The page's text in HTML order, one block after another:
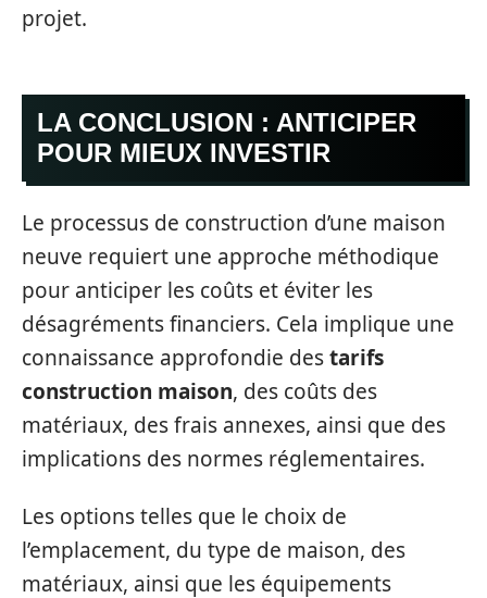
projet.
LA CONCLUSION : ANTICIPER
POUR MIEUX INVESTIR
Le processus de construction d’une maison
neuve requiert une approche méthodique
pour anticiper les coûts et éviter les
désagréments financiers. Cela implique une
connaissance approfondie destarifs
construction maison, des coûts des
matériaux, des frais annexes, ainsi que des
implications des normes réglementaires.
Les options telles que le choix de
l’emplacement, du type de maison, des
matériaux, ainsi que les équipements